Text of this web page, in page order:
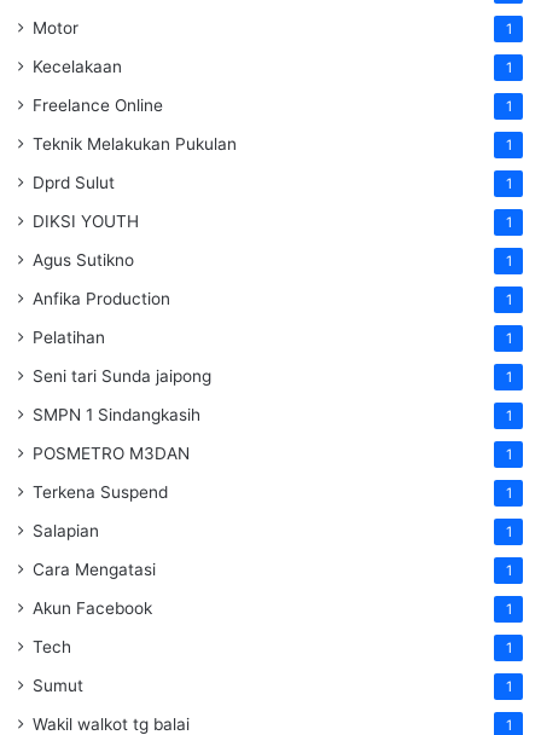
Motor 1
Kecelakaan 1
Freelance Online 1
Teknik Melakukan Pukulan 1
Dprd Sulut 1
DIKSI YOUTH 1
Agus Sutikno 1
Anfika Production 1
Pelatihan 1
Seni tari Sunda jaipong 1
SMPN 1 Sindangkasih 1
POSMETRO M3DAN 1
Terkena Suspend 1
Salapian 1
Cara Mengatasi 1
Akun Facebook 1
Tech 1
Sumut 1
Wakil walkot tg balai 1